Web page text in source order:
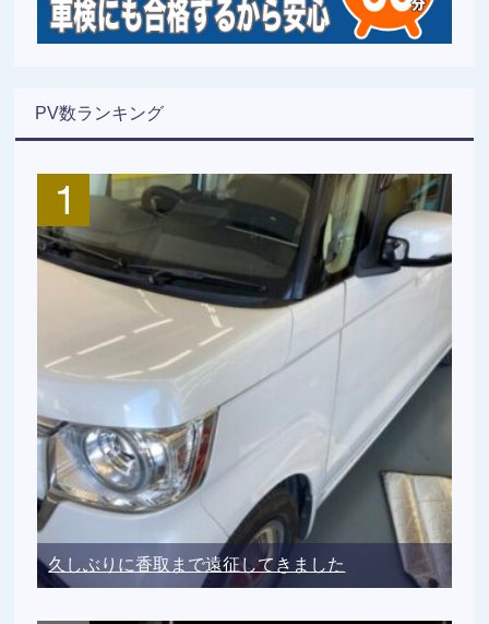
PV数ランキング
久しぶりに香取まで遠征してきました